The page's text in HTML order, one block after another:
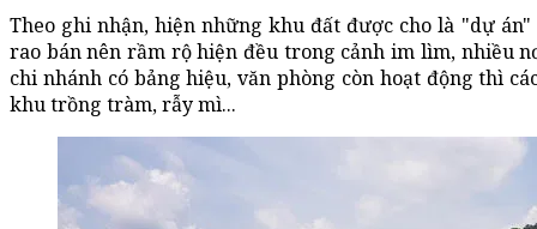
Theo ghi nhận, hiện những khu đất được cho là "dự
rao bán nên rầm rộ hiện đều trong cảnh im lìm, nhiều
chi nhánh có bảng hiệu, văn phòng còn hoạt động thì
khu trồng tràm, rẫy mì...